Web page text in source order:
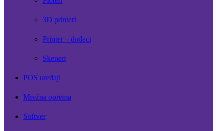
3D printeri
Printer – dodaci
Skeneri
POS uređaji
Mrežna oprema
Softver